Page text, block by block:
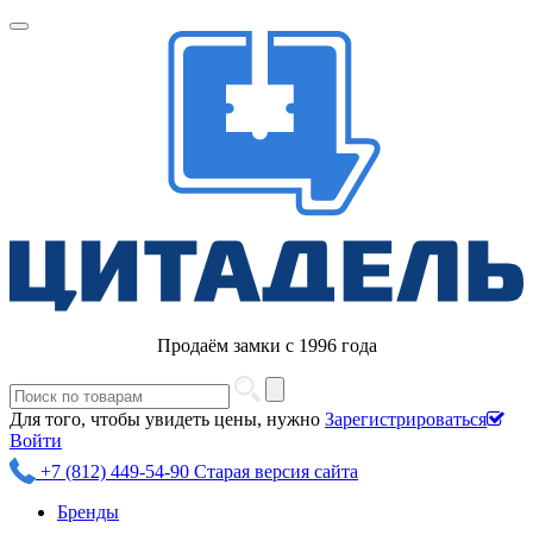
Продаём замки с 1996 года
Для того, чтобы увидеть цены, нужно Зарегистрироваться
Войти
+7 (812) 449-54-90 Старая версия сайта
Бренды